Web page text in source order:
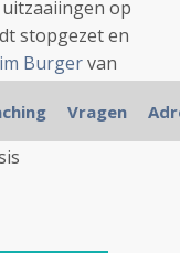
op
stopgezet en
Burgervan
te kijken of de
Vragen